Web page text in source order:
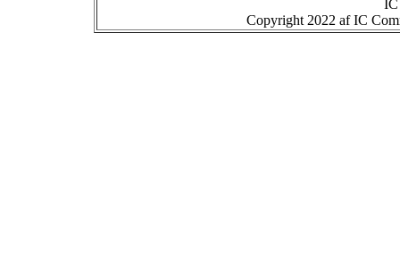
IC
Copyright 2022 af IC